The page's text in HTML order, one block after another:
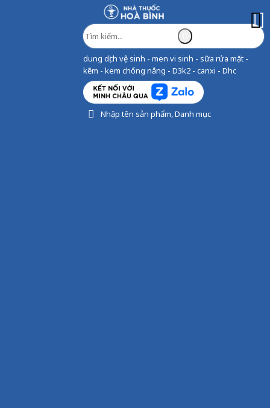
dung dịch vệ sinh - men vi sinh - sữa rửa mặt -
kẽm - kem chống nắng - D3k2 - canxi - Dhc
Nhập tên sản phẩm, Danh mục